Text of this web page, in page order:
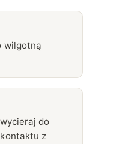
wilgotną
do
z